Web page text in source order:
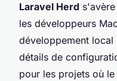
Laravel Herd
les développeurs
développement local
détails de
pour les projets où